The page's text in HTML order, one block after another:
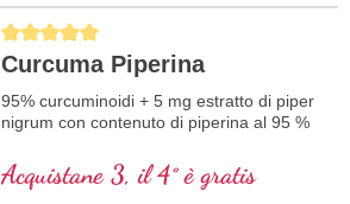
Average rating of 5 out of 5 stars
Curcuma Piperina
95% curcuminoidi + 5 mg estratto di piper
nigrum con contenuto di piperina al 95 %
Acquistane 3, il 4° è gratis